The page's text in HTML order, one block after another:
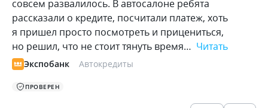
совсем развалилось. В автосалоне ребята
рассказали о кредите, посчитали платеж, хоть
я пришел просто посмотреть и прицениться,
но решил, что не стоит тянуть время… Читать
Экспобанк Автокредиты
ПРОВЕРЕН